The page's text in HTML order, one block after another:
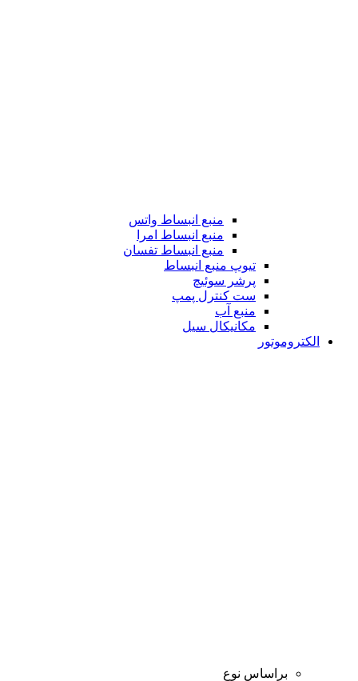
منبع انبساط واتس
منبع انبساط امرا
منبع انبساط تفسان
تیوپ منبع انبساط
پرشر سوئیچ
ست کنترل پمپ
منبع آب
مکانیکال سیل
الکتروموتور
براساس نوع